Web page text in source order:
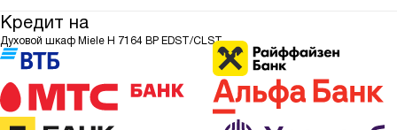
Кредит на
Духовой шкаф Miele H 7164 BP EDST/CLST